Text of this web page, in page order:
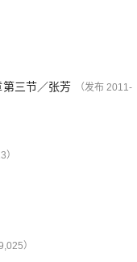
三节／张芳
（发布 2011-
）